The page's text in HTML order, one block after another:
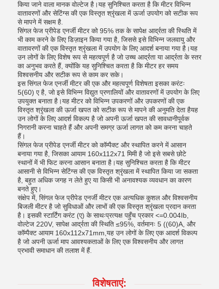
किया जाने वाला मानक वोल्टेज है।यह सुनिश्चित करता है कि मीटर विभिन्न
वातावरणों और सेटिंग्स की एक विस्तृत श्रृंखला में ऊर्जा उपयोग को सटीक रूप
से मापने में सक्षम है.
सिंगल फेज प्रीपेड एनर्जी मीटर को 95% तक के सापेक्ष आर्द्रता की स्थिति में
भी काम करने के लिए डिज़ाइन किया गया है, जिससे इसे विभिन्न जलवायु और
वातावरणों की एक विस्तृत श्रृंखला में उपयोग के लिए आदर्श बनाया गया है।यह
उन लोगों के लिए विशेष रूप से महत्वपूर्ण है जो उच्च आर्द्रता या आर्द्रता के स्तर
का अनुभव करते हैं, क्योंकि यह सुनिश्चित करता है कि मीटर हर समय
विश्वसनीय और सटीक रूप से काम कर सके।
इस सिंगल फेज एनर्जी मीटर की एक और महत्वपूर्ण विशेषता इसका करंटः
5(60) ए है, जो इसे विभिन्न विद्युत प्रणालियों और वातावरणों में उपयोग के लिए
उपयुक्त बनाता है।यह मीटर को विभिन्न उपकरणों और उपकरणों की एक
विस्तृत श्रृंखला की ऊर्जा खपत को सटीक रूप से मापने की अनुमति देता हैयह
उन लोगों के लिए आदर्श विकल्प है जो अपनी ऊर्जा खपत की सावधानीपूर्वक
निगरानी करना चाहते हैं और अपनी समग्र ऊर्जा लागत को कम करना चाहते
हैं।
सिंगल फेज प्रीपेड एनर्जी मीटर को कॉम्पैक्ट और स्थापित करने में आसान
बनाया गया है, जिसका आयाम 160x112x71 मिमी है जो इसे सबसे छोटे
स्थानों में भी फिट करना आसान बनाता है।यह सुनिश्चित करता है कि मीटर
आसानी से विभिन्न सेटिंग्स की एक विस्तृत श्रृंखला में स्थापित किया जा सकता
है, बहुत अधिक जगह न लेते हुए या किसी भी अनावश्यक व्यवधान का कारण
बनते हुए।
संक्षेप में, सिंगल फेज प्रीपेड एनर्जी मीटर एक अत्यधिक कुशल और विश्वसनीय
बिजली मीटर है जो सुविधाओं और लाभों की एक विस्तृत श्रृंखला प्रदान करता
है। इसकी स्टार्टिंग करंट (ए) के साथःप्रत्यक्ष पहुँच प्रकार <=0.004Ib,
वोल्टेज 220V, सापेक्ष आर्द्रता की स्थिति ≤95%, वर्तमानः 5 ((60)A, और
कॉम्पैक्ट आयाम 160x112x71mm,यह उन लोगों के लिए एक आदर्श विकल्प
है जो अपनी ऊर्जा माप आवश्यकताओं के लिए एक विश्वसनीय और लागत
प्रभावी समाधान की तलाश में हैं.
विशेषताएं: